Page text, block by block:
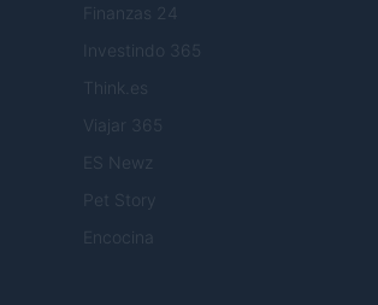
Finanzas 24
Investindo 365
Think.es
Viajar 365
ES Newz
Pet Story
Encocina